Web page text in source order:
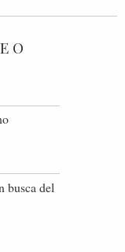
busca del